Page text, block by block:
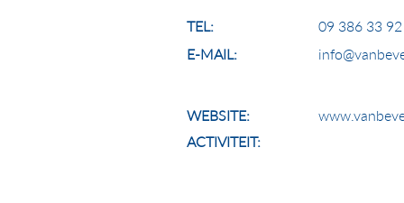
TEL:
09 386 33 92
E-MAIL:
WEBSITE:
ACTIVITEIT: